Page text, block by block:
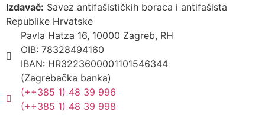
Izdavač: Savez antifašističkih boraca i antifašista
Republike Hrvatske
Pavla Hatza 16, 10000 Zagreb, RH
OIB: 78328494160
IBAN: HR3223600001101546344
(Zagrebačka banka)
(++385 1) 48 39 996
(++385 1) 48 39 998